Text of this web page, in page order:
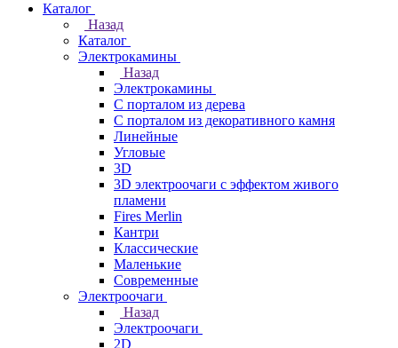
Каталог
Назад
Каталог
Электрокамины
Назад
Электрокамины
С порталом из дерева
С порталом из декоративного камня
Линейные
Угловые
3D
3D электроочаги с эффектом живого
пламени
Fires Merlin
Кантри
Классические
Маленькие
Современные
Электроочаги
Назад
Электроочаги
2D